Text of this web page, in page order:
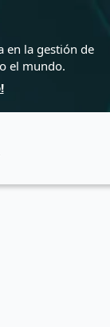
en la gestión de
el mundo.